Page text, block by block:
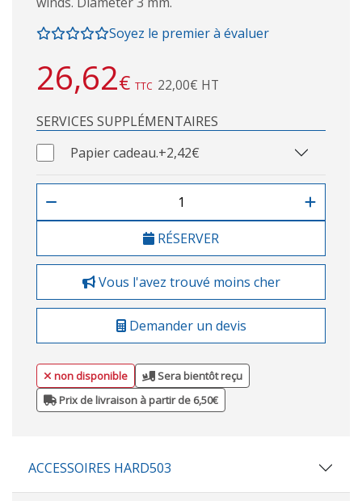
Soyez le premier à évaluer
26,62€ TTC 22,00€ HT
SERVICES SUPPLÉMENTAIRES
Papier cadeau.+2,42€
RÉSERVER
Vous l'avez trouvé moins cher
Demander un devis
non disponible
Sera bientôt reçu
Prix de livraison à partir de 6,50€
ACCESSOIRES HARD503